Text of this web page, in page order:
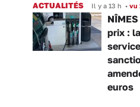
ACTUALITÉS Il y a 13 h • vu
prix :
euros